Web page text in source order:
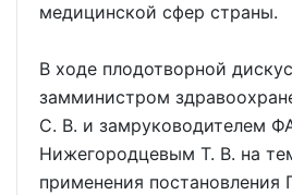
медицинской сфер страны.
В ходе плодотворной
замминистром
С. В. и замруководителем
Нижегородцевым Т. В. на
применения постановления